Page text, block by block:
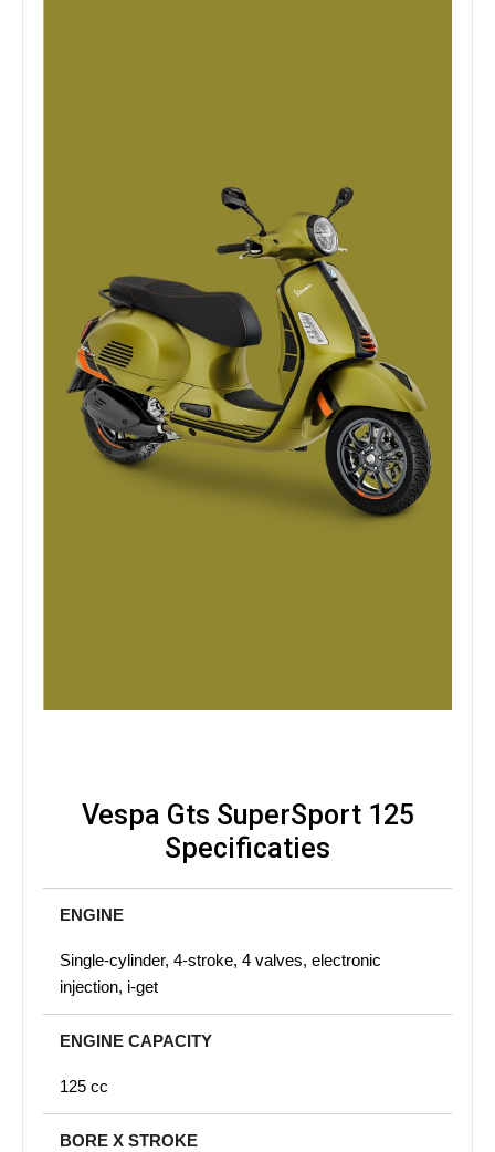
Vespa Gts SuperSport 125
Specificaties
ENGINE
Single-cylinder, 4-stroke, 4 valves, electronic
injection, i-get
ENGINE CAPACITY
125 cc
BORE X STROKE